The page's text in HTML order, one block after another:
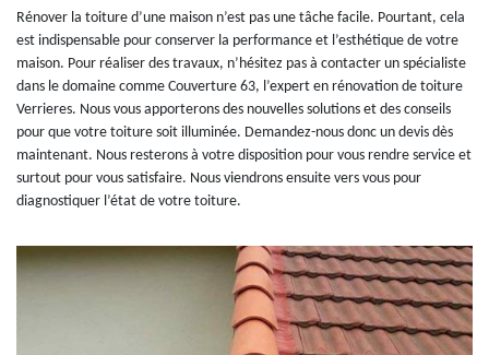
Rénover la toiture d’une maison n’est pas une tâche facile. Pourtant, cela
est indispensable pour conserver la performance et l’esthétique de votre
maison. Pour réaliser des travaux, n’hésitez pas à contacter un spécialiste
dans le domaine comme Couverture 63, l’expert en rénovation de toiture
Verrieres. Nous vous apporterons des nouvelles solutions et des conseils
pour que votre toiture soit illuminée. Demandez-nous donc un devis dès
maintenant. Nous resterons à votre disposition pour vous rendre service et
surtout pour vous satisfaire. Nous viendrons ensuite vers vous pour
diagnostiquer l’état de votre toiture.